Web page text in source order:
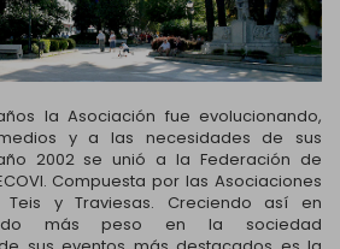
la Asociación fue evolucionando,
y a las necesidades de sus
2002 se unió a la Federación de
Compuesta por las Asociaciones
Teis y Traviesas. Creciendo así en
más peso en la sociedad